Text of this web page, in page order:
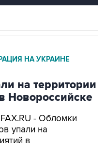
НА УКРАИНЕ
на территории
Новороссийске
- Обломки
упали на